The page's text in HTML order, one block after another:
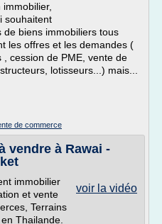
souhaitent
biens immobiliers tous
les offres et les demandes (
cession de PME, vente de
lotisseurs...) mais...
de commerce
vendre à Rawai -
voir la vidéo
immobilier
et vente
Terrains
Thailande.